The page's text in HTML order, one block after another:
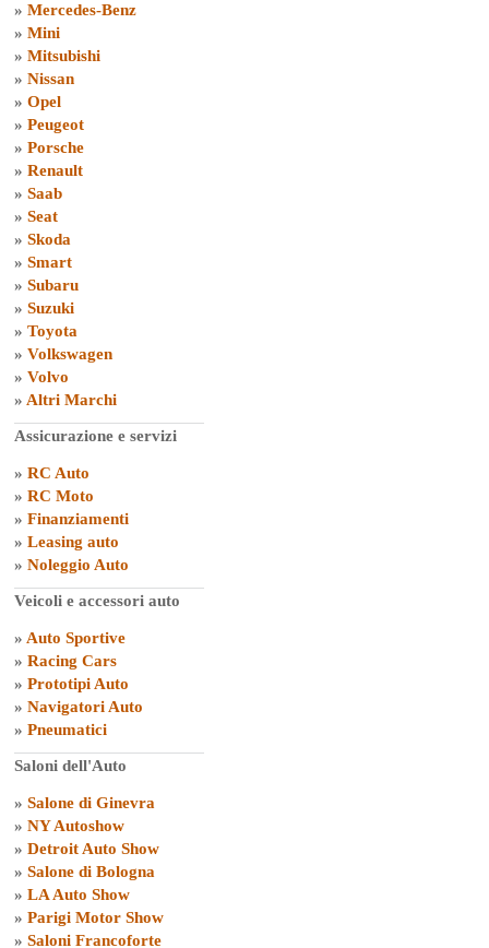
» Mercedes-Benz
» Mini
» Mitsubishi
» Nissan
» Opel
» Peugeot
» Porsche
» Renault
» Saab
» Seat
» Skoda
» Smart
» Subaru
» Suzuki
» Toyota
» Volkswagen
» Volvo
» Altri Marchi
Assicurazione e servizi
» RC Auto
» RC Moto
» Finanziamenti
» Leasing auto
» Noleggio Auto
Veicoli e accessori auto
» Auto Sportive
» Racing Cars
» Prototipi Auto
» Navigatori Auto
» Pneumatici
Saloni dell'Auto
» Salone di Ginevra
» NY Autoshow
» Detroit Auto Show
» Salone di Bologna
» LA Auto Show
» Parigi Motor Show
» Saloni Francoforte